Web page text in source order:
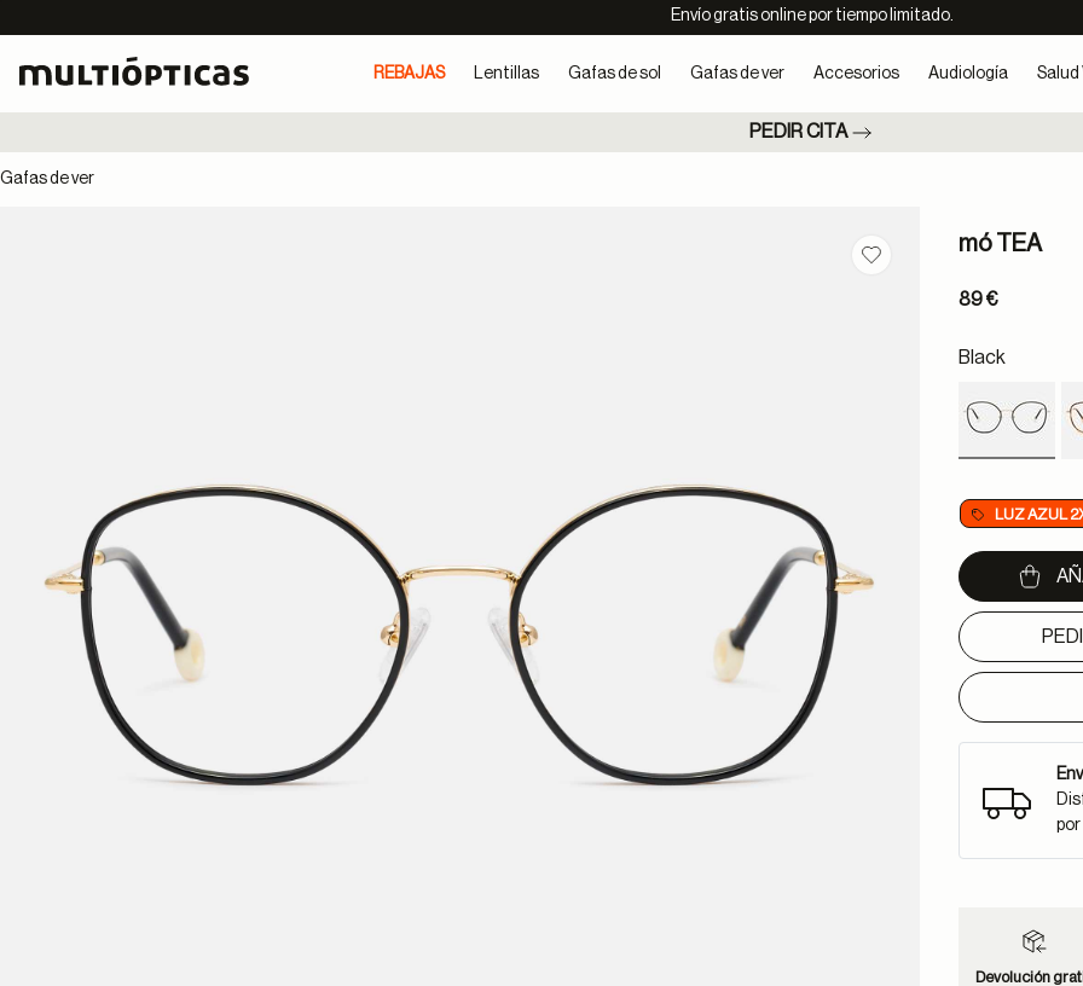
Envío gratis online por tiempo limitado.
REBAJAS Lentillas Gafas de sol Gafas de ver Accesorios Audiología Salud
PEDIR CITA
Gafas de ver
Guardar en favoritos
mó TEA
89 €
Black
LUZ AZUL
Devolución